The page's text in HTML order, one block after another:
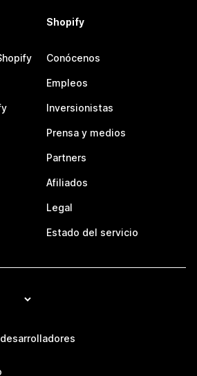
Shopify
Conócenos
Empleos
Inversionistas
Prensa y medios
Partners
Afiliados
Legal
Estado del servicio